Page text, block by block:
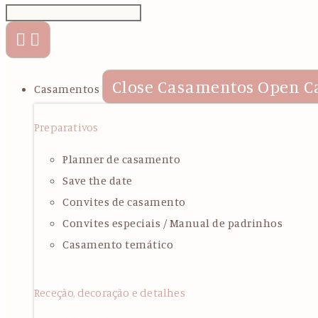
Casamentos Close Casamentos Open
Preparativos
Planner de casamento
Save the date
Convites de casamento
Convites especiais / Manual de padrinhos
Casamento temático
Receção, decoração e detalhes